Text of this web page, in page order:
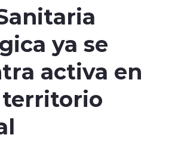
ya se
activa en